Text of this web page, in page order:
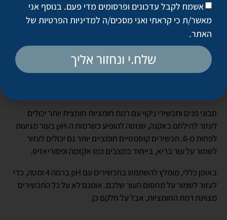
הנה כמה דרכים שיעזרו לכם לשמור על עור בריא עם pH מאוזן.
1. נקו עם תכשירים עדינים
סבוני פנים ותכשירי ניקוי עם רמת חומציות חומצית יותר יכולים
לעזור להילחם באקנה, שנוטה להופיע כשרמות ה-pH בעור מגיעות
לפחות מ-6. תכשירים קוסמטיים חומציים יותר גם יכולים לעזור
לשמור על עור בריא, בייחוד במצבים כמו אקזמה ופסוריאזיס.
באופן כללי, מומלץ להשתמש בתכשירים עם pH ברמה 4 ומטה, כדי
לעזור לשמור על מחסום העור שלכם. אומנם לא על כל התכשירים
מצוינת רמת החומציות, אבל על חלקם כן.
אשמח לקבל עדכונים ופרסומים מדי פעם. בנוסף אני
מאשר/ת כי קראתי ואני מסכים/ה למדיניות הפרטיות של
האתר.
שלח.י ונחזור אליך